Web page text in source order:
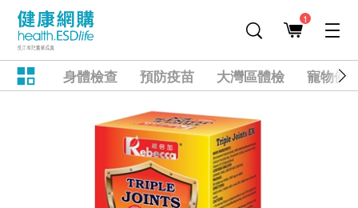
1
身體檢查 預防疫苗 大灣區體檢 寵物健